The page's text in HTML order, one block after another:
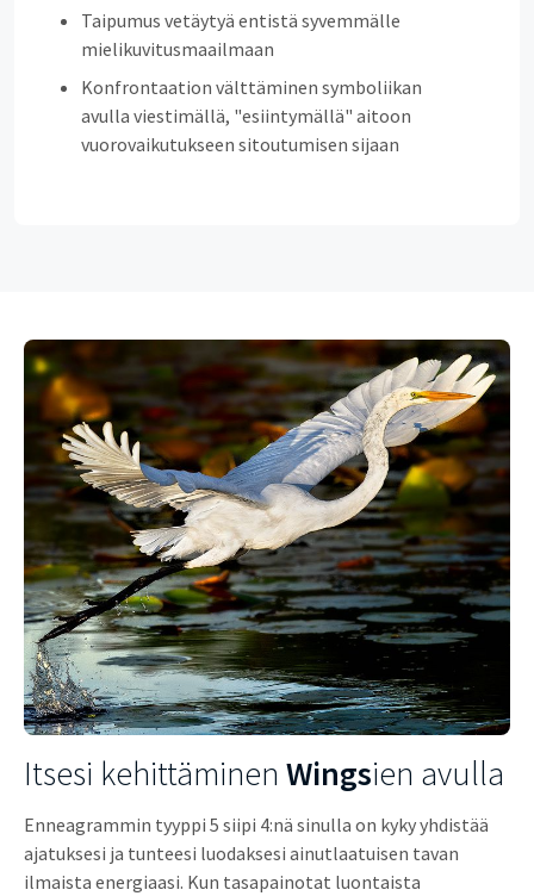
Taipumus vetäytyä entistä syvemmälle
mielikuvitusmaailmaan
Konfrontaation välttäminen symboliikan
avulla viestimällä, "esiintymällä" aitoon
vuorovaikutukseen sitoutumisen sijaan
Itsesi kehittäminen Wingsien avulla
Enneagrammin tyyppi 5 siipi 4:nä sinulla on kyky yhdistää
ajatuksesi ja tunteesi luodaksesi ainutlaatuisen tavan
ilmaista energiaasi. Kun tasapainotat luontaista